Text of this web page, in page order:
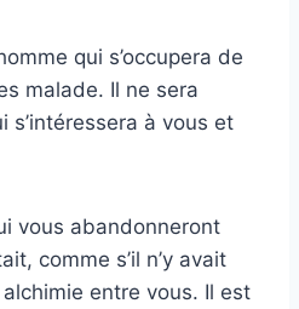
qui s’occupera de
malade. Il ne sera
s’intéressera à vous et
vous abandonneront
comme s’il n’y avait
entre vous. Il est